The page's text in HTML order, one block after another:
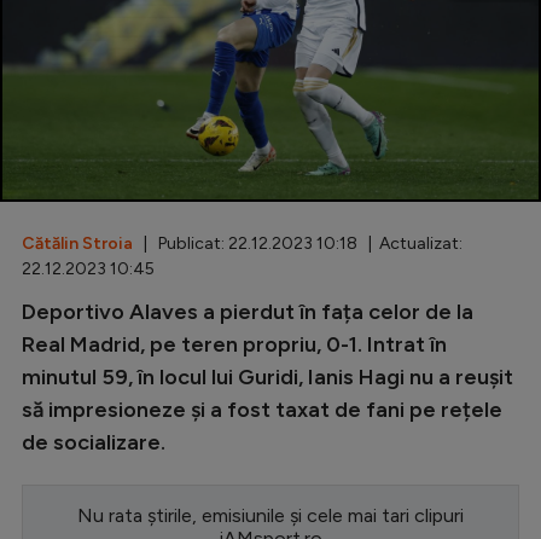
Echipa Națională
U21
Fotbal feminin
Special
Diverse
Inedit
Champions League
Conference League
Cătălin Stroia | Publicat: 22.12.2023 10:18 | Actualizat:
22.12.2023 10:45
Deportivo Alaves a pierdut în fața celor de la
Real Madrid, pe teren propriu, 0-1. Intrat în
minutul 59, în locul lui Guridi, Ianis Hagi nu a reușit
să impresioneze și a fost taxat de fani pe rețele
de socializare.
Nu rata știrile, emisiunile și cele mai tari clipuri